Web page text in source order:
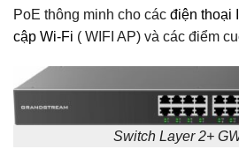
PoE thông minh cho các điện thoại
cập Wi-Fi ( WIFI AP) và các điểm
Switch Layer 2+